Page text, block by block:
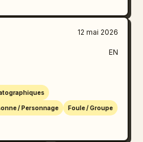
12 mai 2026
EN
/ Personnage Foule / Groupe